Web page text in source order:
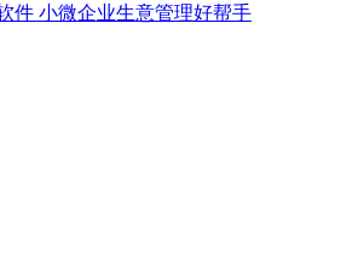
件 小微企业生意管理好帮手